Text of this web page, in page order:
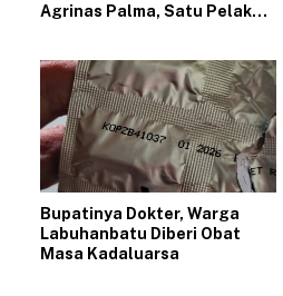
Agrinas Palma, Satu Pelaku
Rumah Karyawan
Bupatinya Dokter, Warga
Labuhanbatu Diberi Obat
Masa Kadaluarsa